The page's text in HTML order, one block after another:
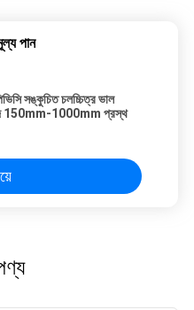
পান
সঙ্কুচিত চলচ্চিত্র ভাল
150mm-1000mm প্রস্থ